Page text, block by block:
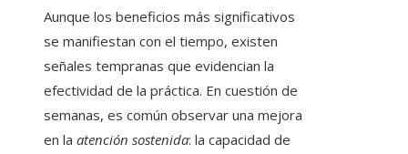
Aunque los beneficios más significativos
se manifiestan con el tiempo, existen
señales tempranas que evidencian la
efectividad de la práctica. En cuestión de
semanas, es común observar una mejora
en la atención sostenida: la capacidad de